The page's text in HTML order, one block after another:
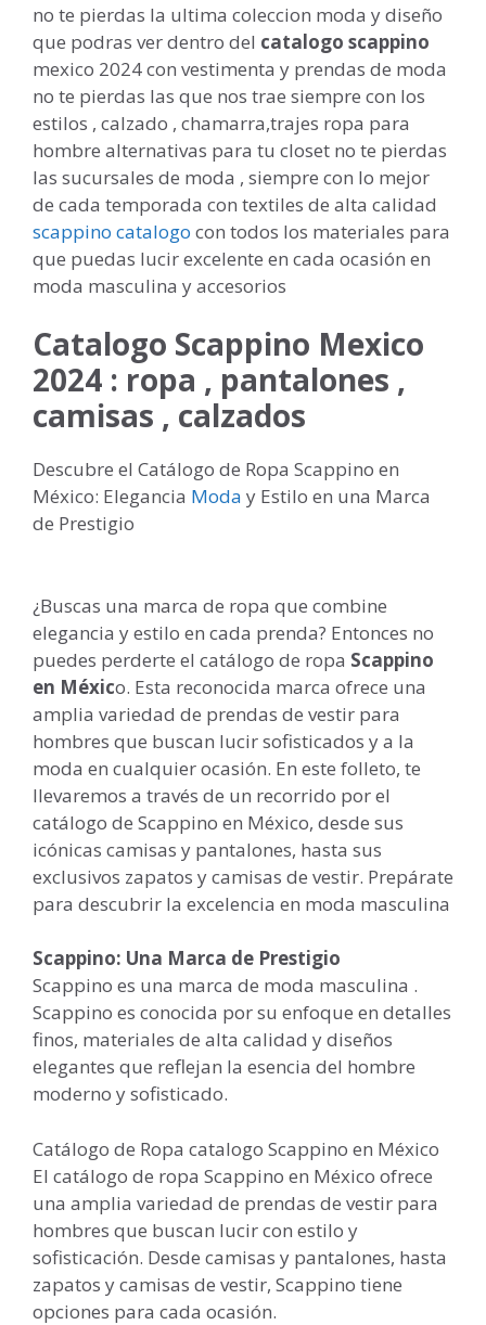
no te pierdas la ultima coleccion moda y diseño
que podras ver dentro del catalogo scappino
mexico 2024 con vestimenta y prendas de moda
no te pierdas las que nos trae siempre con los
estilos , calzado , chamarra,trajes ropa para
hombre alternativas para tu closet no te pierdas
las sucursales de moda , siempre con lo mejor
de cada temporada con textiles de alta calidad
scappino catalogo con todos los materiales para
que puedas lucir excelente en cada ocasión en
moda masculina y accesorios
Catalogo Scappino Mexico
2024 : ropa , pantalones ,
camisas , calzados
Descubre el Catálogo de Ropa Scappino en
México: Elegancia Moda y Estilo en una Marca
de Prestigio
¿Buscas una marca de ropa que combine
elegancia y estilo en cada prenda? Entonces no
puedes perderte el catálogo de ropa Scappino
en México. Esta reconocida marca ofrece una
amplia variedad de prendas de vestir para
hombres que buscan lucir sofisticados y a la
moda en cualquier ocasión. En este folleto, te
llevaremos a través de un recorrido por el
catálogo de Scappino en México, desde sus
icónicas camisas y pantalones, hasta sus
exclusivos zapatos y camisas de vestir. Prepárate
para descubrir la excelencia en moda masculina
Scappino: Una Marca de Prestigio
Scappino es una marca de moda masculina .
Scappino es conocida por su enfoque en detalles
finos, materiales de alta calidad y diseños
elegantes que reflejan la esencia del hombre
moderno y sofisticado.
Catálogo de Ropa catalogo Scappino en México
El catálogo de ropa Scappino en México ofrece
una amplia variedad de prendas de vestir para
hombres que buscan lucir con estilo y
sofisticación. Desde camisas y pantalones, hasta
zapatos y camisas de vestir, Scappino tiene
opciones para cada ocasión.